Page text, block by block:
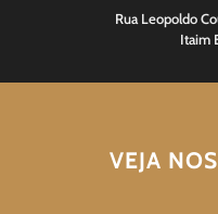
Rua Leopoldo
Itaim
VEJA